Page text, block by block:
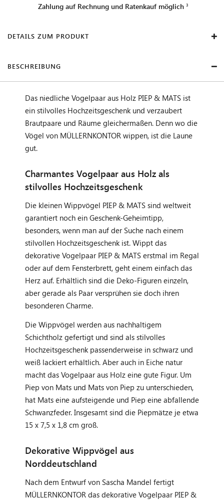
Zahlung auf Rechnung und Ratenkauf möglich
DETAILS ZUM PRODUKT
BESCHREIBUNG
Das niedliche Vogelpaar aus Holz PIEP & MATS ist
ein stilvolles Hochzeitsgeschenk und verzaubert
Brautpaare und Räume gleichermaßen. Denn wo die
Vögel von MÜLLERNKONTOR wippen, ist die Laune
gut.
Charmantes Vogelpaar aus Holz als
stilvolles Hochzeitsgeschenk
Die kleinen Wippvögel PIEP & MATS sind weltweit
garantiert noch ein Geschenk-Geheimtipp,
besonders, wenn man auf der Suche nach einem
stilvollen Hochzeitsgeschenk ist. Wippt das
dekorative Vogelpaar PIEP & MATS erstmal im Regal
oder auf dem Fensterbrett, geht einem einfach das
Herz auf. Erhältlich sind die Deko-Figuren einzeln,
aber gerade als Paar versprühen sie doch ihren
besonderen Charme.
Die Wippvögel werden aus nachhaltigem
Schichtholz gefertigt und sind als stilvolles
Hochzeitsgeschenk passenderweise in schwarz und
weiß lackiert erhältlich. Aber auch in Eiche natur
macht das Vogelpaar aus Holz eine gute Figur. Um
Piep von Mats und Mats von Piep zu unterschieden,
hat Mats eine aufsteigende und Piep eine abfallende
Schwanzfeder. Insgesamt sind die Piepmätze je etwa
15 x 7,5 x 1,8 cm groß.
Dekorative Wippvögel aus
Norddeutschland
Nach dem Entwurf von Sascha Mandel fertigt
MÜLLERNKONTOR das dekorative Vogelpaar PIEP &